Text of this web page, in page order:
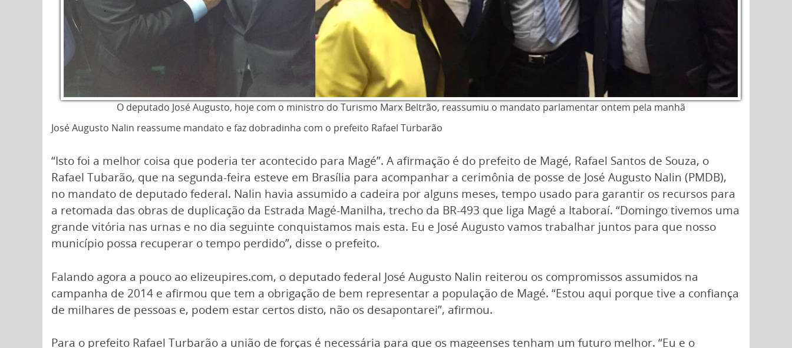
O deputado José Augusto, hoje com o ministro do Turismo Marx Beltrão, reassumiu o mandato parlamentar ontem pela manhã
José Augusto Nalin reassume mandato e faz dobradinha com o prefeito Rafael Turbarão
“Isto foi a melhor coisa que poderia ter acontecido para Magé”. A afirmação é do prefeito de Magé, Rafael Santos de Souza, o
Rafael Tubarão, que na segunda-feira esteve em Brasília para acompanhar a cerimônia de posse de José Augusto Nalin (PMDB),
no mandato de deputado federal. Nalin havia assumido a cadeira por alguns meses, tempo usado para garantir os recursos para
a retomada das obras de duplicação da Estrada Magé-Manilha, trecho da BR-493 que liga Magé a Itaboraí. “Domingo tivemos uma
grande vitória nas urnas e no dia seguinte conquistamos mais esta. Eu e José Augusto vamos trabalhar juntos para que nosso
município possa recuperar o tempo perdido”, disse o prefeito.
Falando agora a pouco ao elizeupires.com, o deputado federal José Augusto Nalin reiterou os compromissos assumidos na
campanha de 2014 e afirmou que tem a obrigação de bem representar a população de Magé. “Estou aqui porque tive a confiança
de milhares de pessoas e, podem estar certos disto, não os desapontarei”, afirmou.
Para o prefeito Rafael Turbarão a união de forças é necessária para que os mageenses tenham um futuro melhor. “Eu e o